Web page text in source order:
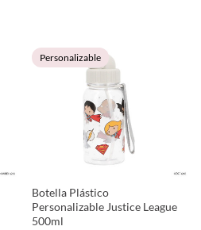
VER PRODUCTO
Personalizable
Botella Plástico
Personalizable Justice League
500ml